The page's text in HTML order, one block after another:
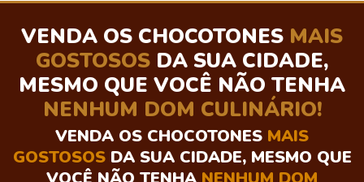
VENDA OS CHOCOTONES MAIS
GOSTOSOS DA SUA CIDADE,
MESMO QUE VOCÊ NÃO TENHA
NENHUM DOM CULINÁRIO!
VENDA OS CHOCOTONES MAIS
GOSTOSOSDA SUA CIDADE, MESMO QUE